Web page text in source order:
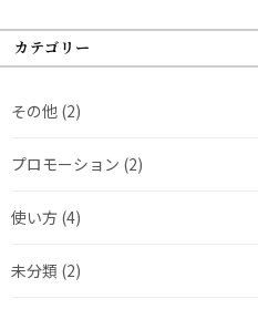
カテゴリー
その他 (2)
プロモーション (2)
使い方 (4)
未分類 (2)